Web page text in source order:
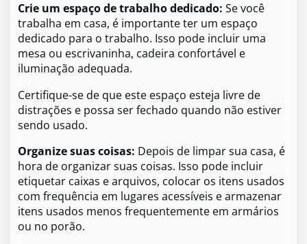
Crie um espaço de trabalho dedicado: Se você
trabalha em casa, é importante ter um espaço
dedicado para o trabalho. Isso pode incluir uma
mesa ou escrivaninha, cadeira confortável e
iluminação adequada.
Certifique-se de que este espaço esteja livre de
distrações e possa ser fechado quando não estiver
sendo usado.
Organize suas coisas: Depois de limpar sua casa, é
hora de organizar suas coisas. Isso pode incluir
etiquetar caixas e arquivos, colocar os itens usados ​​
com frequência em lugares acessíveis e armazenar
itens usados ​​menos frequentemente em armários
ou no porão.